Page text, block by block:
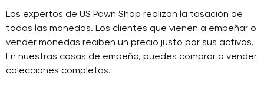
Los expertos de US Pawn Shop realizan la tasación de
todas las monedas. Los clientes que vienen a empeñar o
vender monedas reciben un precio justo por sus activos.
En nuestras casas de empeño, puedes comprar o vender
colecciones completas.